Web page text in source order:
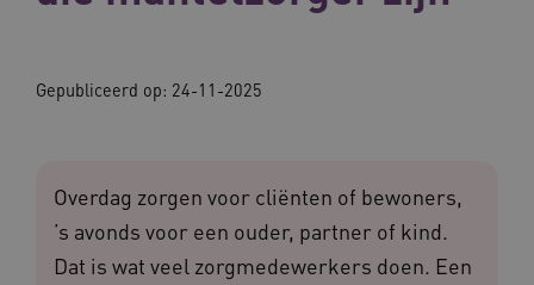
Gepubliceerd op: 24-11-2025
Overdag zorgen voor cliënten of bewoners,
’s avonds voor een ouder, partner of kind.
Dat is wat veel zorgmedewerkers doen. Een